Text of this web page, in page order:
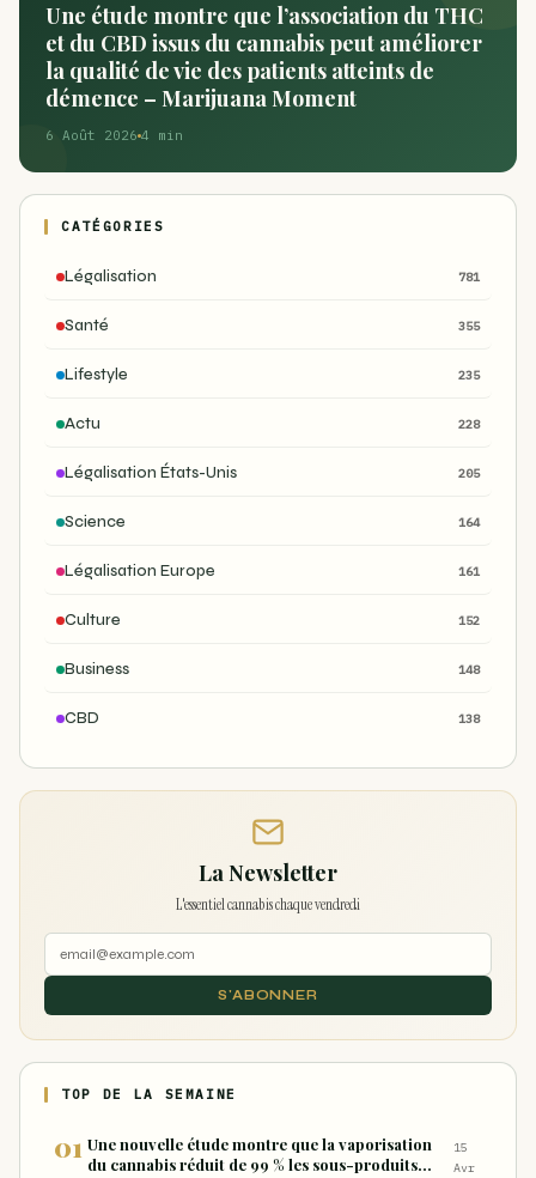
Une étude montre que l’association du THC
et du CBD issus du cannabis peut améliorer
la qualité de vie des patients atteints de
démence – Marijuana Moment
6 Août 2026 4 min
CATÉGORIES
Légalisation 781
Santé 355
Lifestyle 235
Actu 228
Légalisation États-Unis 205
Science 164
Légalisation Europe 161
Culture 152
Business 148
CBD 138
La Newsletter
L'essentiel cannabis chaque vendredi
S'ABONNER
TOP DE LA SEMAINE
Une nouvelle étude montre que la vaporisation
du cannabis réduit de 99 % les sous-produits
15
Avr